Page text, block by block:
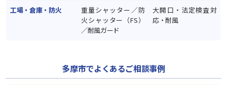
工場・倉庫・防火
重量シャッター／防
火シャッター（FS）
／耐風ガード
大開口・法定検査対
応・耐風
多摩市でよくあるご相談事例